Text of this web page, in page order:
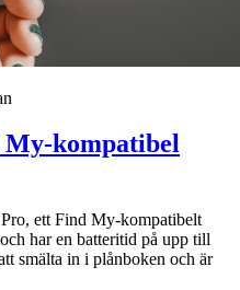
My-kompatibel
ett Find My-kompatibelt
har en batteritid på upp till
smälta in i plånboken och är